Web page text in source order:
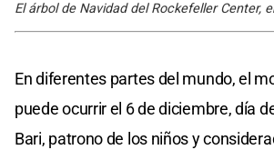
El árbol de Navidad del Rockefeller Center,
En diferentes partes del mundo, el
puede ocurrir el 6 de diciembre, día
Bari, patrono de los niños y